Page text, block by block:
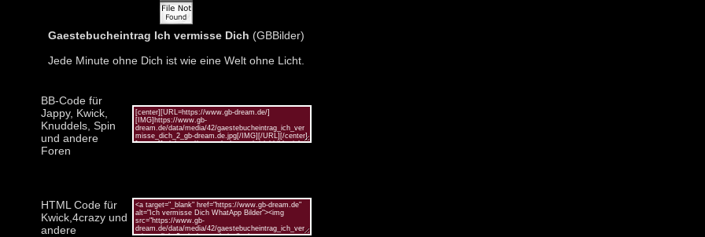
Gaestebucheintrag Ich vermisse Dich (GBBilder)
Jede Minute ohne Dich ist wie eine Welt ohne Licht.
BB-Code für
Jappy, Kwick,
Knuddels, Spin
und andere
Foren
HTML Code für
Kwick,4crazy und
andere